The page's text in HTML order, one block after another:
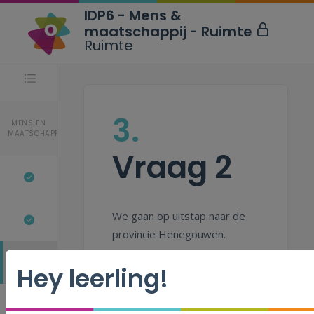
MENS EN
MAATSCHAPPIJ
4.
3.
Vraag 2
We gaan op uitstap naar de
provincie Henegouwen.
Sleep op de kaart
van België het
kruisje naar de
IDP6 - Mens &
maatschappij - Ruimte
Ruimte
Hey leerling!